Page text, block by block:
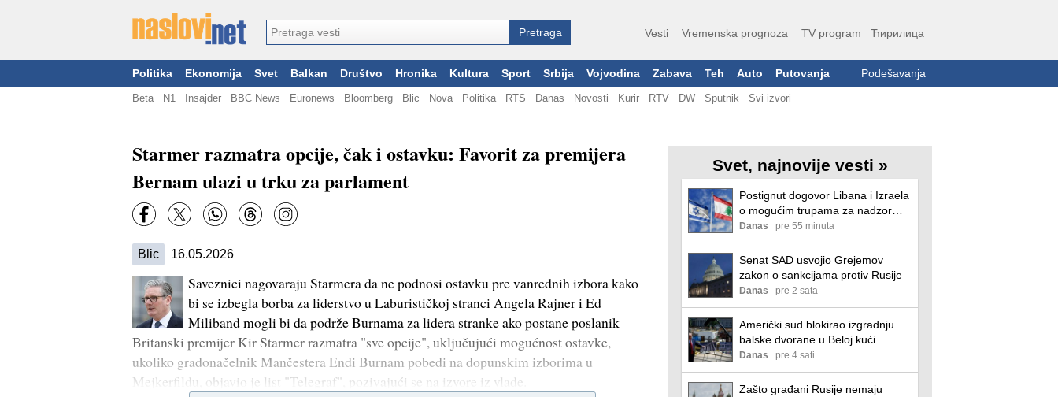
Vesti Vremenska prognoza TV program Ћирилица
Politika Ekonomija Svet Balkan Društvo Hronika Kultura Sport Srbija Vojvodina Zabava Teh Auto Putovanja Podešavanja
Beta N1 Insajder BBC News Euronews Bloomberg Blic Nova Politika RTS Danas Novosti Kurir RTV DW Sputnik Svi izvori
Starmer razmatra opcije, čak i ostavku: Favorit za premijera
Bernam ulazi u trku za parlament
Blic 16.05.2026
Saveznici nagovaraju Starmera da ne podnosi ostavku pre vanrednih izbora kako
bi se izbegla borba za liderstvo u Laburističkoj stranci Angela Rajner i Ed
Miliband mogli bi da podrže Burnama za lidera stranke ako postane poslanik
Britanski premijer Kir Starmer razmatra "sve opcije", uključujući mogućnost ostavke,
ukoliko gradonačelnik Mančestera Endi Burnam pobedi na dopunskim izborima u
Mejkerfildu, objavio je list "Telegraf", pozivajući se na izvore iz vlade.
Svet, najnovije vesti »
Postignut dogovor Libana i Izraela
o mogućim trupama za nadzor
razoružavanja Hezbolaha
Danas pre 55 minuta
Senat SAD usvojio Grejemov
zakon o sankcijama protiv Rusije
Danas pre 2 sata
Američki sud blokirao izgradnju
balske dvorane u Beloj kući
Danas pre 4 sati
Zašto građani Rusije nemaju